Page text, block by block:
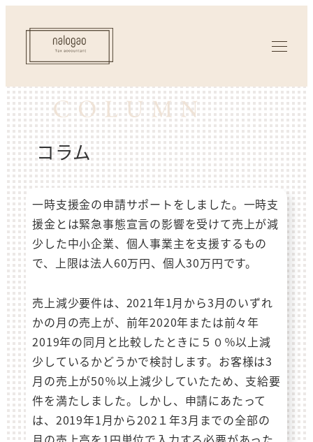
コラム
一時支援金の申請サポートをしました。一時支
援金とは緊急事態宣言の影響を受けて売上が減
少した中小企業、個人事業主を支援するもの
で、上限は法人60万円、個人30万円です。
売上減少要件は、2021年1月から3月のいずれ
かの月の売上が、前年2020年または前々年
2019年の同月と比較したときに５０％以上減
少しているかどうかで検討します。お客様は3
月の売上が50％以上減少していたため、支給要
件を満たしました。しかし、申請にあたって
は、2019年1月から202１年3月までの全部の